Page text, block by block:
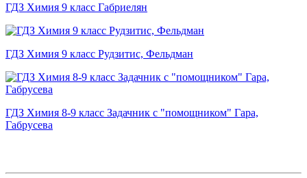
ГДЗ Химия 9 класс Габриелян
ГДЗ Химия 9 класс Рудзитис, Фельдман
ГДЗ Химия 8-9 класс Задачник с "помощником" Гара,
Габрусева